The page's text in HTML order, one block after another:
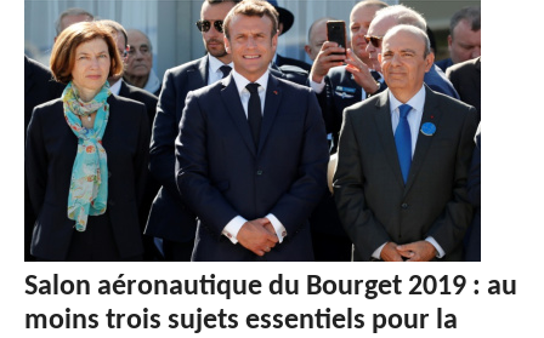
Salon aéronautique du Bourget 2019 : au
moins trois sujets essentiels pour la